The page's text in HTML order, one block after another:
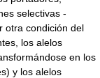
selectivas -
otra condición del
los alelos
en los
y los alelos